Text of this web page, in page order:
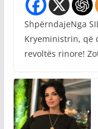
ShpërndajeNga
Kryeministrin, që
revoltës rinore!